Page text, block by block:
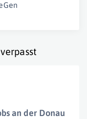
an der Donau